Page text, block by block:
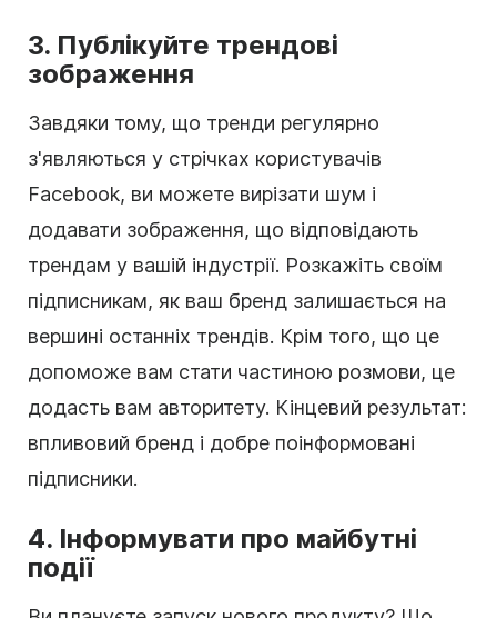
3. Публікуйте трендові
зображення
Завдяки тому, що тренди регулярно
з'являються у стрічках користувачів
Facebook, ви можете вирізати шум і
додавати зображення, що відповідають
трендам у вашій індустрії. Розкажіть своїм
підписникам, як ваш бренд залишається на
вершині останніх трендів. Крім того, що це
допоможе вам стати частиною розмови, це
додасть вам авторитету. Кінцевий результат:
впливовий бренд і добре поінформовані
підписники.
4. Інформувати про майбутні
події